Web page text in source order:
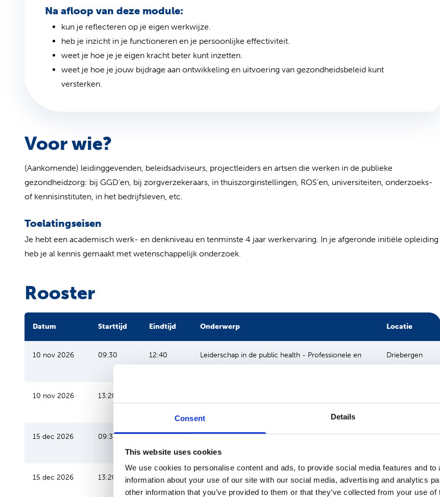
Consent Details
This website uses cookies
We use cookies to personalise content and ads, to provide social media features and
information about your use of our site with our social media, advertising and analytics
other information that you’ve provided to them or that they’ve collected from your use
Na afloop van deze module:
kun je reflecteren op je eigen werkwijze.
heb je inzicht in je functioneren en je persoonlijke effectiviteit.
weet je hoe je je eigen kracht beter kunt inzetten.
weet je hoe je jouw bijdrage aan ontwikkeling en uitvoering van gezondheidsbeleid kunt
versterken.
Voor wie?
(Aankomende) leidinggevenden, beleidsadviseurs, projectleiders en artsen die werken in de publieke
gezondheidzorg: bij GGD’en, bij zorgverzekeraars, in thuiszorginstellingen, ROS’en, universiteiten, onderzoeks-
of kennisinstituten, in het bedrijfsleven, etc.
Toelatingseisen
Je hebt een academisch werk- en denkniveau en tenminste 4 jaar werkervaring. In je afgeronde initiële opleiding
heb je al kennis gemaakt met wetenschappelijk onderzoek.
Rooster
Datum Starttijd Eindtijd Onderwerp Locatie
10 nov 2026 09:30 12:40
Leiderschap in de public health - Professionele en
persoonlijke groei door action learning
Driebergen
Antropia
10 nov 2026 13:20
15 dec 2026 09:30 12:40
Leiderschap in de public health - Professionele en
persoonlijke groei door action learning
Driebergen
15 dec 2026 13:20 16:30
Leiderschap in de public health - Professionele en
persoonlijke groei door action learning
Driebergen
Antropia